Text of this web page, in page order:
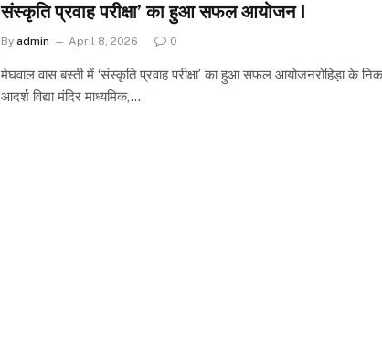
संस्कृति प्रवाह परीक्षा’ का हुआ सफल आयोजन I
By admin April 8, 2026 0
मेघवाल वास बस्ती में ‘संस्कृति प्रवाह परीक्षा’ का हुआ सफल आयोजनरोहिड़ा के
आदर्श विद्या मंदिर माध्यमिक,…